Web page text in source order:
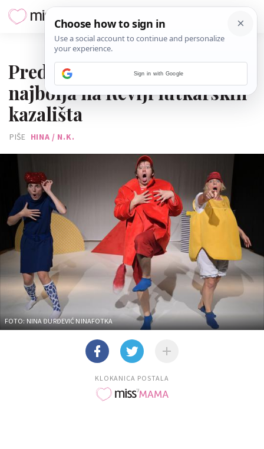
Predstava Teatra Poco Loco
najbolja na Reviji lutkarskih
kazališta
PIŠE HINA / N.K.
FOTO: NINA ĐURĐEVIĆNINAFOTKA
KLOKANICA POSTALA
Sign in with Google